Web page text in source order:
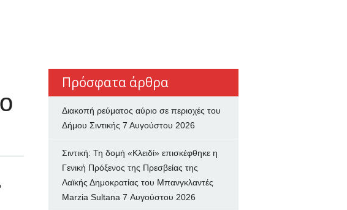
Πρόσφατα άρθρα
Διακοπή ρεύματος αύριο σε περιοχές του
Δήμου Σιντικής 7 Αυγούστου 2026
Σιντική: Τη δομή «Κλειδί» επισκέφθηκε η
Γενική Πρόξενος της Πρεσβείας της
Λαϊκής Δημοκρατίας του Μπανγκλαντές
Marzia Sultana 7 Αυγούστου 2026